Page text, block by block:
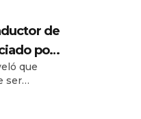
de
por
pública
que
ser